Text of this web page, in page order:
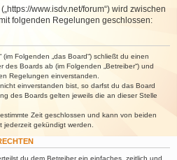
www.isdv.net/forum“) wird zwischen
folgenden Regelungen geschlossen:
(im Folgenden „das Board“) schließt du einen
des Boards ab (im Folgenden „Betreiber“) und
Regelungen einverstanden.
einverstanden bist, so darfst du das Board
des Boards gelten jeweils die an dieser Stelle
Zeit geschlossen und kann von beiden
gekündigt werden.
du dem Betreiber ein einfaches, zeitlich und